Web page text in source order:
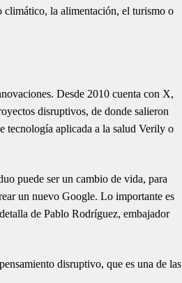
climático, la alimentación, el turismo o
Desde 2010 cuenta con X,
disruptivos, de donde salieron
tecnología aplicada a la salud Verily o
puede ser un cambio de vida, para
un nuevo Google. Lo importante es
de Pablo Rodríguez, embajador
disruptivo, que es una de las